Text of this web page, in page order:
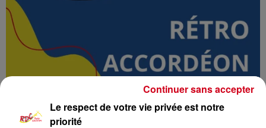
Le respect de votre vie privée est notre
priorité
Continuer sans accepter